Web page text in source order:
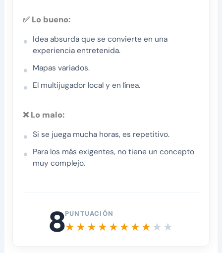
✅ Lo bueno:
Idea absurda que se convierte en una
experiencia entretenida.
Mapas variados.
El multijugador local y en línea.
❌ Lo malo:
Si se juega mucha horas, es repetitivo.
Para los más exigentes, no tiene un concepto
muy complejo.
8PUNTUACIÓN